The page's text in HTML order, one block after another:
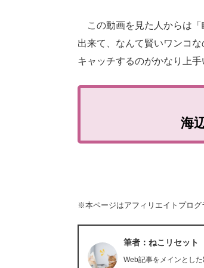
この動画を見た人からは「
出来て、なんて賢いワンコ
キャッチするのがかなり上
海
※本ページはアフィリエイトプログ
筆者：ねこリセット
Web記事をメインとし